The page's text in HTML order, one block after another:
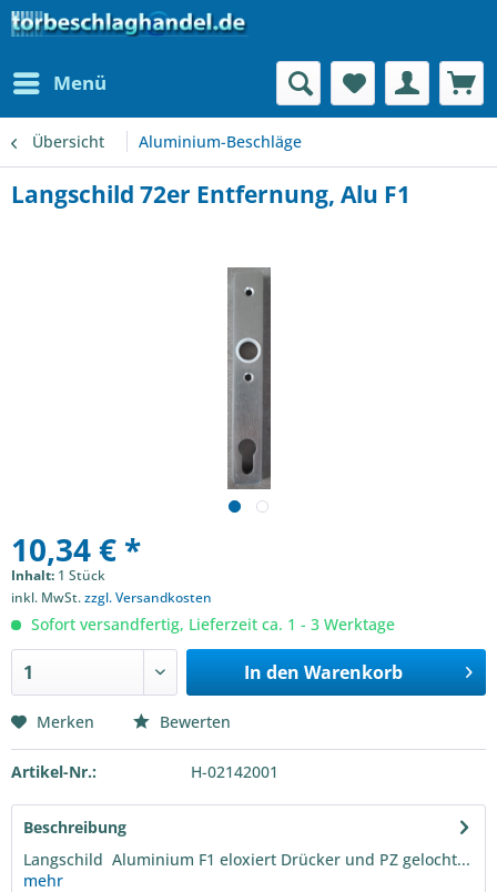
Menü
Übersicht Aluminium-Beschläge
Langschild 72er Entfernung, Alu F1
10,34 € *
Inhalt: 1 Stück
inkl. MwSt.zzgl. Versandkosten
Sofort versandfertig, Lieferzeit ca. 1 - 3 Werktage
In den Warenkorb
Merken Bewerten
Artikel-Nr.: H-02142001
Beschreibung
Langschild Aluminium F1 eloxiert Drücker und PZ gelocht...
mehr